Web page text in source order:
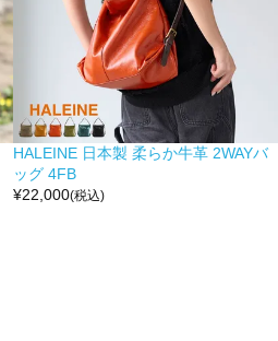
HALEINE 日本製 柔らか牛革 2WAYバ
ッグ 4FB
¥22,000(税込)